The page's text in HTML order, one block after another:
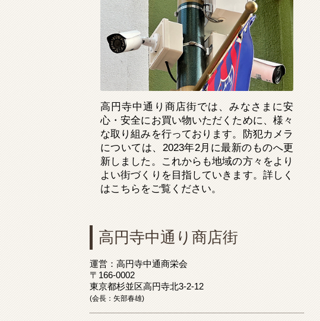
高円寺中通り商店街では、みなさまに安
心・安全にお買い物いただくために、様々
な取り組みを行っております。防犯カメラ
については、2023年2月に最新のものへ更
新しました。これからも地域の方々をより
よい街づくりを目指していきます。詳しく
はこちらをご覧ください。
高円寺中通り商店街
運営：高円寺中通商栄会
〒166-0002
東京都杉並区高円寺北3-2-12
(会長：矢部春雄)